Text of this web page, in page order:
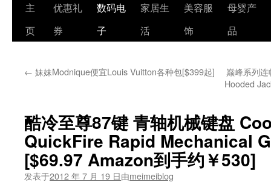
主
页
优惠礼
券
数码电
子
家居生
活
美容服
饰
母婴产
品
← 妹妹Modnique便宜Louis Vuitton各种包[$399起]
巅峰系列
Hooded
酷冷至尊87键 青轴机械键盘
QuickFire Rapid Mechanical
[$69.97 Amazon到手约￥530]
发表于2012 年 7 月 19 日由meimeiblog